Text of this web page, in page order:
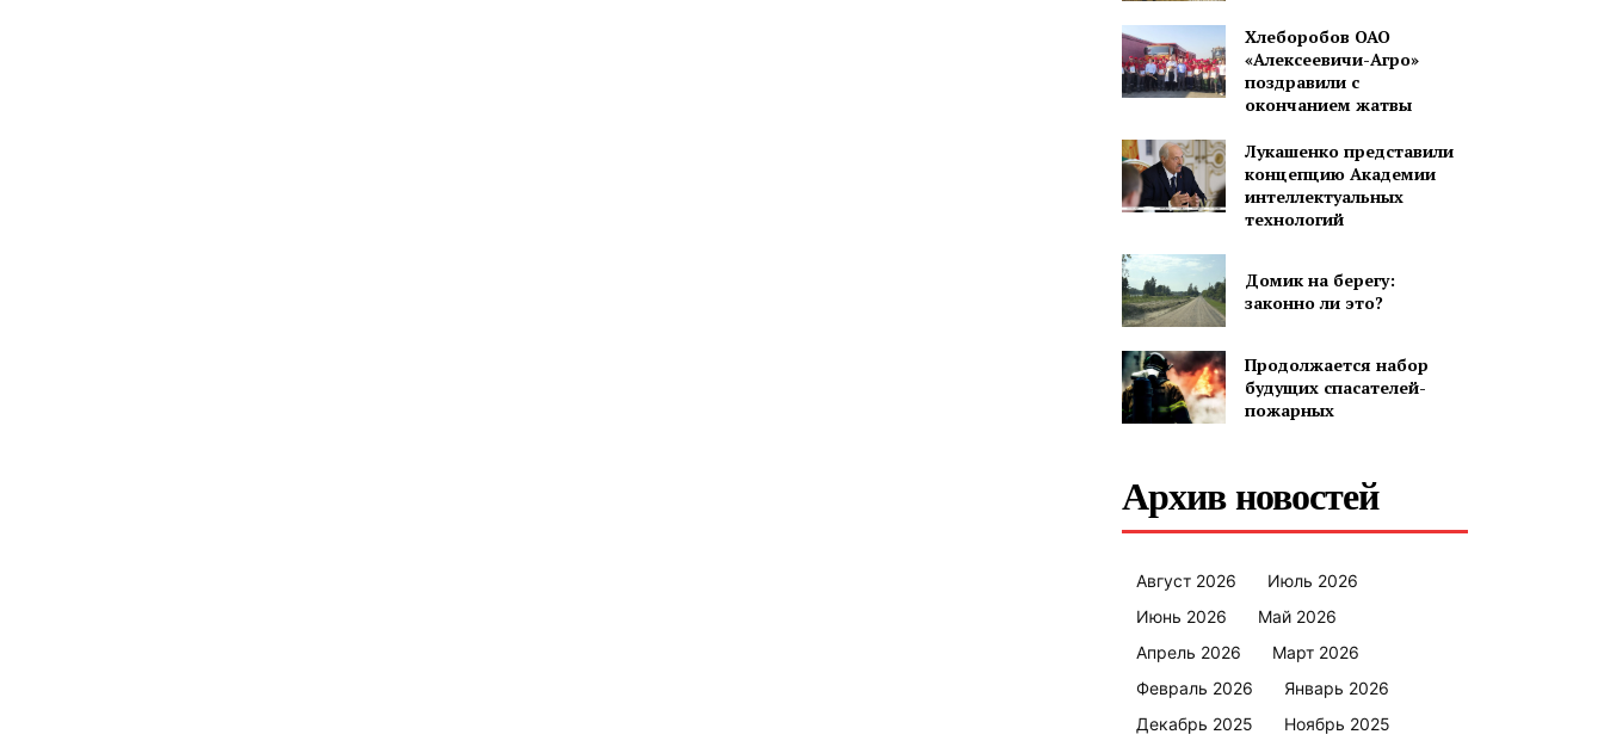
Хлеборобов ОАО
«Алексеевичи-Агро»
поздравили с
окончанием жатвы
Лукашенко представили
концепцию Академии
интеллектуальных
технологий
Домик на берегу:
законно ли это?
Продолжается набор
будущих спасателей-
пожарных
Архив новостей
Август 2026
Июль 2026
Июнь 2026
Май 2026
Апрель 2026
Март 2026
Февраль 2026
Январь 2026
Декабрь 2025
Ноябрь 2025